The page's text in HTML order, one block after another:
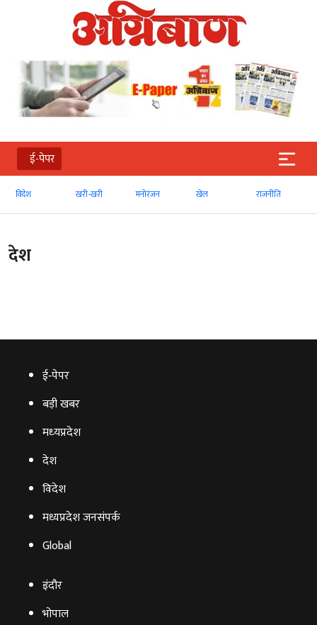
ई-पेपर
विदेश खरी-खरी मनोरंजन खेल राजनीति
देश
ई‑पेपर
बड़ी खबर
मध्‍यप्रदेश
देश
विदेश
मध्यप्रदेश जनसंपर्क
Global
इंदौर
भोपाल